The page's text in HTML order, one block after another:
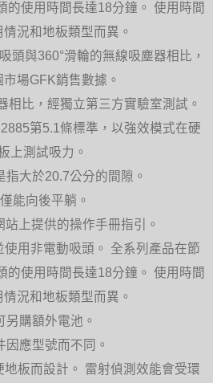
的使用時間長達18分鐘。 使用時間
況和地板類型而異。
頭與360°滑輪的無線吸塵器相比，
場GFK銷售數據。
比，經獨立第三方實驗室測試。
第5.1條標準，以強效模式在硬
上測試吸力。
指大於20.7公分的間隙。
僅能向後平躺。
站上提供的操作手冊指引。
用非電動吸頭。 全系列產品在節
的使用時間長達18分鐘。 使用時間
況和地板類型而異。
另購額外電池。
因應型號而不同。
地板而設計。 雷射偵測效能會受環